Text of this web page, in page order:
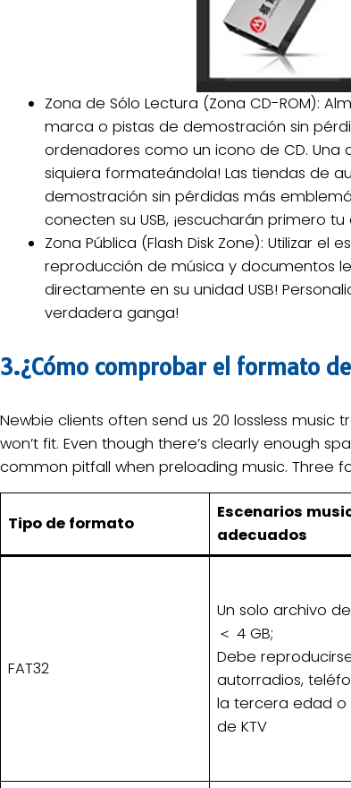
Zona de Sólo Lectura (Zona CD-ROM):
marca o pistas de demostración sin
ordenadores como un icono de CD. Una
siquiera formateándola! Las tiendas de
demostración sin pérdidas más
conecten su USB, ¡escucharán primero
Zona Pública (Flash Disk Zone): Utilizar
reproducción de música y documentos
directamente en su unidad USB!
verdadera ganga!
3.¿Cómo comprobar el formato
Newbie clients often send us 20 lossless music
won’t fit. Even though there’s clearly enough
common pitfall when preloading music. Three
Tipo de formato
Escenarios
adecuados
FAT32
Un solo archivo
＜ 4 GB;
Debe
autorradios,
la tercera edad o
de KTV